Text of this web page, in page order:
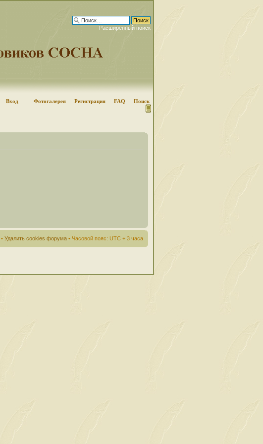
Расширенный поиск
Вход Фотогалерея Регистрация FAQ Поиск
• Удалить cookies форума • Часовой пояс: UTC + 3 часа